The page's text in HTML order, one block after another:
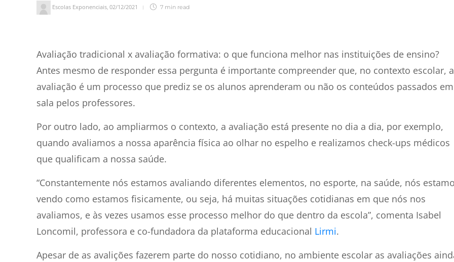
Escolas Exponenciais, 02/12/2021 7 min read
Avaliação tradicional x avaliação formativa: o que funciona melhor nas instituições de ensino?
Antes mesmo de responder essa pergunta é importante compreender que, no contexto escolar, a
avaliação é um processo que prediz se os alunos aprenderam ou não os conteúdos passados em
sala pelos professores.
Por outro lado, ao ampliarmos o contexto, a avaliação está presente no dia a dia, por exemplo,
quando avaliamos a nossa aparência física ao olhar no espelho e realizamos check-ups médicos
que qualificam a nossa saúde.
“Constantemente nós estamos avaliando diferentes elementos, no esporte, na saúde, nós
vendo como estamos fisicamente, ou seja, há muitas situações cotidianas em que nós nos
avaliamos, e às vezes usamos esse processo melhor do que dentro da escola”, comenta Isabel
Loncomil, professora e co-fundadora da plataforma educacional Lirmi.
Apesar de as avalições fazerem parte do nosso cotidiano, no ambiente escolar as avaliações